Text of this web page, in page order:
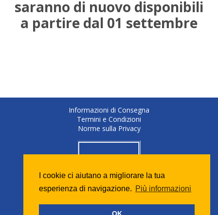
I cookie ci aiutano a migliorare la tua
esperienza di navigazione. Più informazioni
saranno di nuovo disponibili
a partire dal 01 settembre
Informazioni di Consegna
Termini e Condizioni
Norme sulla Privacy